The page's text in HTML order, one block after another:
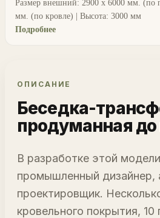
Размер внешний: 2900 х 6000 мм. (по
мм. (по кровле) | Высота: 3000 мм
Подробнее
ОПИСАНИЕ
Беседка-
продуманная
В разработке этой
промышленный дизайнер,
проектировщик.
кровельного покрытия,